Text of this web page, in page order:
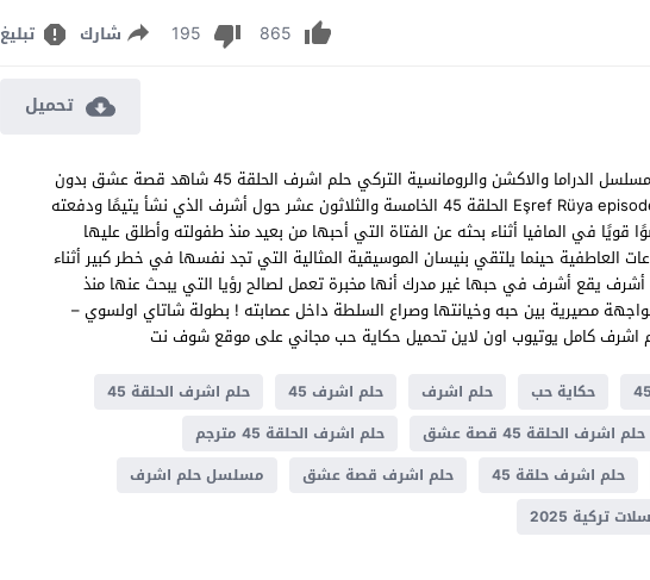
865
195 شارك تبليغ
تحميل
مشاهدة مسلسل حلم اشرف الحلقة 45 مترجم مسلسل الدراما والاكشن والرومانسية التركي حلم اشرف الحلقة 45 شاهد قصة عشق بدون
اعلانات جودة Eşref Rüya episode 45 BluRay 1080p 720p 480p الحلقة 45 الخامسة والثلاثون عشر حول أشرف الذي نشأ يتيمًا ودفعته
في المافيا أثناء بحثه عن الفتاة التي أحبها من بعيد منذ طفولته وأطلق عليها
العاطفية حينما يلتقي بنيسان الموسيقية المثالية التي تجد نفسها في خطر كبير أثناء
يقع أشرف في حبها غير مدرك أنها مخبرة تعمل لصالح رؤيا التي يبحث عنها منذ
مصيرية بين حبه وخيانتها وصراع السلطة داخل عصابته ! بطولة شاتاي اولسوي –
اشرف كامل يوتيوب اون لاين تحميل حكاية حب مجاني على موقع شوف نت
حكاية حب حلم اشرف حلم اشرف 45
حلم اشرف الحلقة 45
حلم اشرف الحلقة 45 قصة عشق
حلم اشرف الحلقة 45 مترجم
حلم اشرف حلقة 45 حلم اشرف قصة عشق
مسلسل حلم اشرف
تركية 2025